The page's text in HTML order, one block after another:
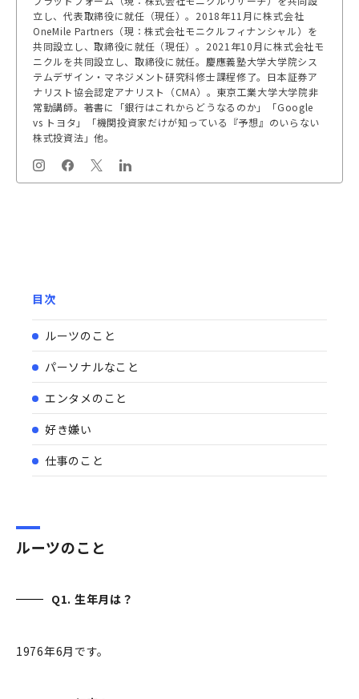
立し、代表取締役に就任（現任）。2018年11月に株式会社
OneMile Partners（現：株式会社モニクルフィナンシャル）を
共同設立し、取締役に就任（現任）。2021年10月に株式会社モ
ニクルを共同設立し、取締役に就任。慶應義塾大学大学院シス
テムデザイン・マネジメント研究科修士課程修了。日本証券ア
ナリスト協会認定アナリスト（CMA）。東京工業大学大学院非
常勤講師。著書に「銀行はこれからどうなるのか」「Google
vs トヨタ」「機関投資家だけが知っている『予想』のいらない
株式投資法」他。
目次
ルーツのこと
パーソナルなこと
エンタメのこと
好き嫌い
仕事のこと
ルーツのこと
Q1. 生年月は？
1976年6月です。